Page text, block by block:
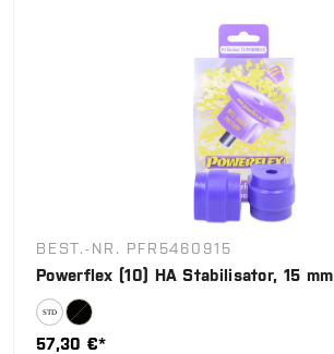
BEST.-NR. PFR5460915
Powerflex (10) HA Stabilisator, 15 mm
57,30 €*